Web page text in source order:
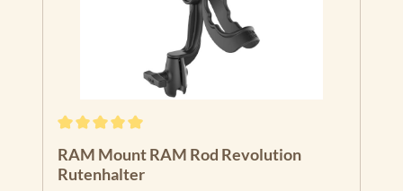
RAM Mount RAM Rod Revolution
Rutenhalter